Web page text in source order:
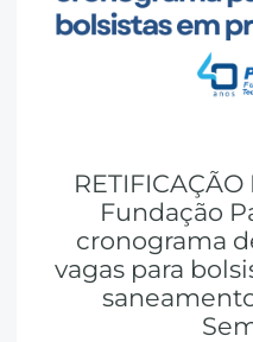
Fundação
cronograma
vagas para